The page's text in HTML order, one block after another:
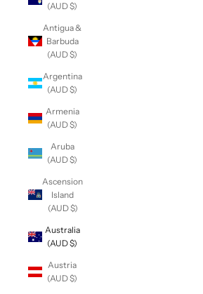
(AUD $)
Antigua &
Barbuda
(AUD $)
Argentina
(AUD $)
Armenia
(AUD $)
Aruba
(AUD $)
Ascension
Island
(AUD $)
Australia
(AUD $)
Austria
(AUD $)